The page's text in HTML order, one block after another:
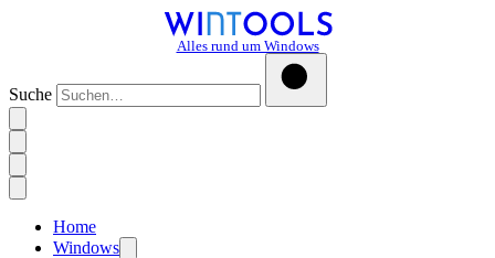
Alles rund um Windows
Suche
Home
Windows